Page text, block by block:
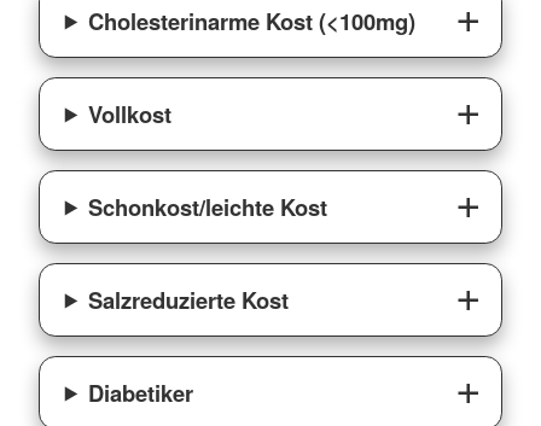
Cholesterinarme Kost (<100mg)
Vollkost
Schonkost/leichte Kost
Salzreduzierte Kost
Diabetiker